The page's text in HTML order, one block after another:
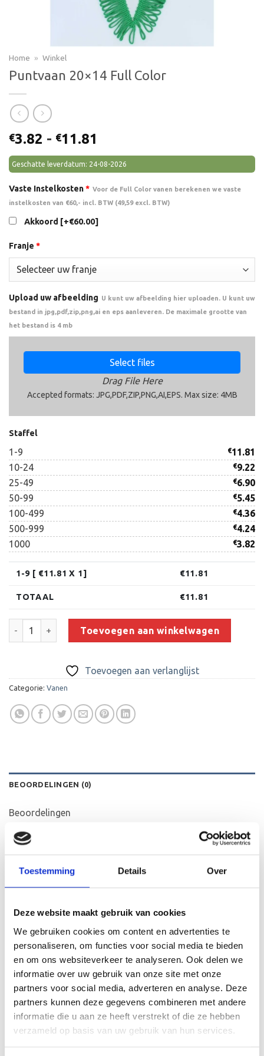
Toestemming Details Over
Deze website maakt gebruik van cookies
We gebruiken cookies om content en advertenties te
personaliseren, om functies voor social media te bieden
en om ons websiteverkeer te analyseren. Ook delen we
informatie over uw gebruik van onze site met onze
partners voor social media, adverteren en analyse. Deze
partners kunnen deze gegevens combineren met andere
informatie die u aan ze heeft verstrekt of die ze hebben
verzameld op basis van uw gebruik van hun services.
Home » Winkel
Puntvaan 20×14 Full Color
€3.82 - €11.81
€3.82
tot
Geschatte leverdatum: 24-08-2026
Vaste Instelkosten* Voor de Full Color vanen berekenen we vaste
instelkosten van €60,- incl. BTW (49,59 excl. BTW)
Akkoord [+€60.00]
Franje *
Upload uw afbeelding U kunt uw afbeelding hier uploaden. U kunt uw
bestand in jpg,pdf,zip,png,ai en eps aanleveren. De maximale grootte van
het bestand is 4 mb
Select files
Drag File Here
Accepted formats: JPG,PDF,ZIP,PNG,AI,EPS. Max size: 4MB
Staffel
1-9 €11.81
10-24
€9.22
25-49
€6.90
50-99
€5.45
100-499
€4.36
500-999
€4.24
1000
€3.82
1-9 [ €11.81 X 1] €11.81
TOTAAL €11.81
Toevoegen aan winkelwagen
Toevoegen aan verlanglijst
Categorie: Vanen
BEOORDELINGEN (0)
Beoordelingen
Er zijn nog geen beoordelingen.
Wees de eerste om “Puntvaan 20×14 Full Color”
1 van de 5 sterren
3 van de 5 sterren
4 van de 5 sterren
Je beoordeling*